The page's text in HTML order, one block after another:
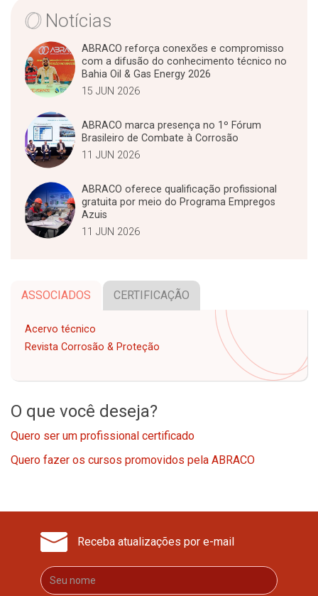
Notícias
ABRACO reforça conexões e compromisso
com a difusão do conhecimento técnico no
Bahia Oil & Gas Energy 2026
15 JUN 2026
ABRACO marca presença no 1º Fórum
Brasileiro de Combate à Corrosão
11 JUN 2026
ABRACO oferece qualificação profissional
gratuita por meio do Programa Empregos
Azuis
11 JUN 2026
ASSOCIADOS CERTIFICAÇÃO
Acervo técnico
Revista Corrosão & Proteção
O que você deseja?
Quero ser um profissional certificado
Quero fazer os cursos promovidos pela ABRACO
Receba atualizações por e-mail